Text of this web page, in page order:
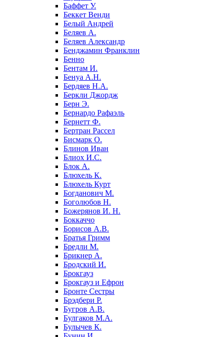
Баффет У.
Беккет Венди
Белый Андрей
Беляев А.
Беляев Александр
Бенджамин Франклин
Бенно
Бентам И.
Бенуа А.Н.
Бердяев Н.А.
Беркли Джордж
Берн Э.
Бернардо Рафаэль
Бернетт Ф.
Бертран Рассел
Бисмарк О.
Блинов Иван
Блиох И.С.
Блок А.
Блюхель К.
Блюхель Курт
Богданович М.
Боголюбов Н.
Божерянов И. Н.
Боккаччо
Борисов А.В.
Братья Гримм
Бредли М.
Брикнер А.
Бродский И.
Брокгауз
Брокгауз и Ефрон
Бронте Сестры
Брэдбери Р.
Бугров А.В.
Булгаков М.А.
Булычев К.